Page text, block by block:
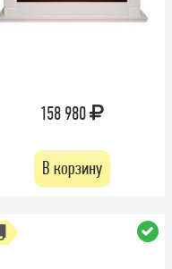
158 980
В корзину